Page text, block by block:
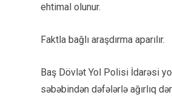
ehtimal olunur.
Faktla bağlı araşdırma aparılır.
Baş Dövlət Yol Polisi İdarəsi
səbəbindən dəfələrlə ağırlıq